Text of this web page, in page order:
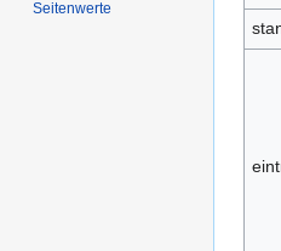
Seitenwerte